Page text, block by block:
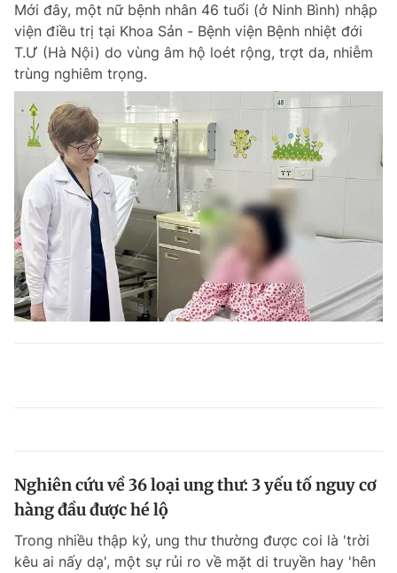
Mới đây, một nữ bệnh nhân 46 tuổi (ở Ninh Bình) nhập
viện điều trị tại Khoa Sản - Bệnh viện Bệnh nhiệt đới
T.Ư (Hà Nội) do vùng âm hộ loét rộng, trợt da, nhiễm
trùng nghiêm trọng.
Nghiên cứu về 36 loại ung thư: 3 yếu tố nguy cơ
hàng đầu được hé lộ
Trong nhiều thập kỷ, ung thư thường được coi là 'trời
kêu ai nấy dạ', một sự rủi ro về mặt di truyền hay 'hên